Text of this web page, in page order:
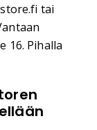
tai
16. Pihalla